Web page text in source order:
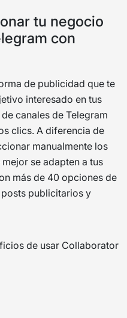
tu negocio
con
de publicidad que te
interesado en tus
canales de Telegram
clics. A diferencia de
manualmente los
se adapten a tus
más de 40 opciones de
publicitarios y
de usar Collaborator